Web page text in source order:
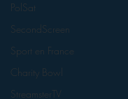
PolSat
SecondScreen
Sport en France
Charity Bowl
StreamsterTV